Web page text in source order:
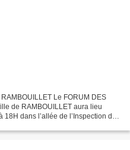
Le FORUM DES
de RAMBOUILLET aura lieu
dans l’allée de l’Inspection du